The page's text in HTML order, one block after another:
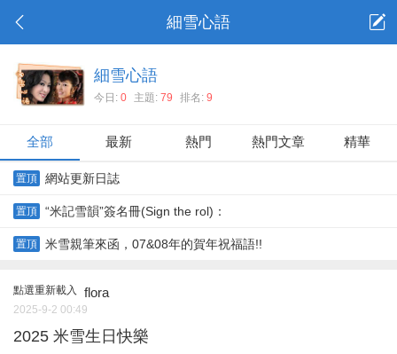
細雪心語
細雪心語
今日:0 主題:79 排名:9
全部 最新 熱門 熱門文章 精華
置頂 網站更新日誌
置頂 “米記雪韻”簽名冊(Sign the rol)：
置頂 米雪親筆來函，07&08年的賀年祝福語!!
點選重新載入 flora
2025-9-2 00:49
2025 米雪生日快樂